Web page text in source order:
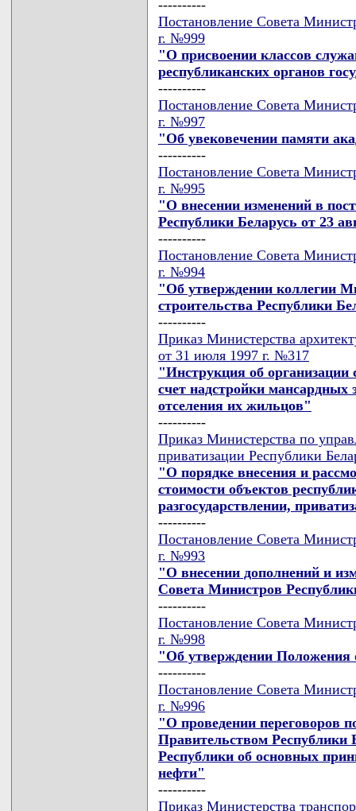
----------
Постановление Совета
г. №999
"О присвоении классов
республиканских органов
----------
Постановление Совета
г. №997
"Об увековечении памяти
----------
Постановление Совета
г. №995
"О внесении изменений в
Республики Беларусь от 23
----------
Постановление Совета
г. №994
"Об утверждении коллегии
строительства Республики
----------
Приказ Министерства
от 31 июля 1997 г. №317
"Инструкция об
счет надстройки
отселения их жильцов"
----------
Приказ Министерства по
приватизации Республики
"О порядке внесения и
стоимости объектов
разгосударствлении,
----------
Постановление Совета
г. №993
"О внесении дополнений и
Совета Министров
----------
Постановление Совета
г. №998
"Об утверждении Положения
----------
Постановление Совета
г. №996
"О проведении переговоров
Правительством Республики
Республики об основных
нефти"
----------
Приказ Министерства